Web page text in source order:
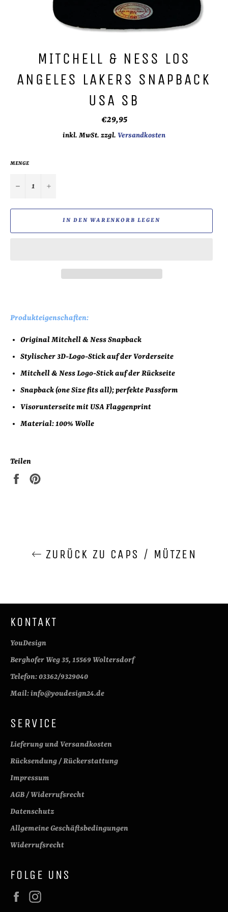
MITCHELL & NESS LOS
ANGELES LAKERS SNAPBACK
USA SB
Normaler
€29,95
inkl. MwSt. zzgl. Versandkosten
MENGE
− +
IN DEN WARENKORB LEGEN
Produkteigenschaften:
Original Mitchell & Ness Snapback
Stylischer3D-Logo-Stickauf der Vorderseite
Mitchell & Ness Logo-Stick auf der Rückseite
Snapback (one Size fits all); perfekte Passform
Visorunterseite mit USA Flaggenprint
Material: 100% Wolle
Teilen
Auf
ZURÜCK ZU CAPS / MÜTZEN
KONTAKT
YouDesign
Berghofer Weg 35, 15569 Woltersdorf
Telefon: 03362/9329040
Mail: info@youdesign24.de
SERVICE
Lieferung und Versandkosten
Rücksendung / Rückerstattung
Impressum
AGB / Widerrufsrecht
Datenschutz
Allgemeine Geschäftsbedingungen
Widerrufsrecht
FOLGE UNS
Facebook